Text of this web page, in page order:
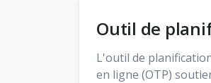
Outil de
L'outil de
en ligne (OTP)